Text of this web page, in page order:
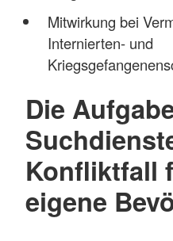
Mitwirkung bei
Internierten- und
Die
Konfliktfall
eigene